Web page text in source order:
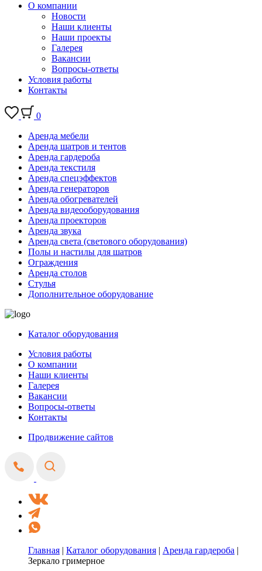
О компании
Новости
Наши клиенты
Наши проекты
Галерея
Вакансии
Вопросы-ответы
Условия работы
Контакты
0
Аренда мебели
Аренда шатров и тентов
Аренда гардероба
Аренда текстиля
Аренда спецэффектов
Аренда генераторов
Аренда обогревателей
Аренда видеооборудования
Аренда проекторов
Аренда звука
Аренда света (светового оборудования)
Полы и настилы для шатров
Ограждения
Аренда столов
Стулья
Дополнительное оборудование
Каталог оборудования
Условия работы
О компании
Наши клиенты
Галерея
Вакансии
Вопросы-ответы
Контакты
Продвижение сайтов
Главная | Каталог оборудования | Аренда гардероба |
Зеркало гримерное